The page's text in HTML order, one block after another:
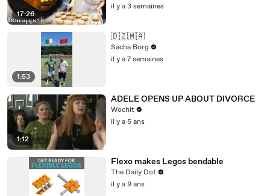
17:26
il y a 3 semaines
1:53
🇩🇿🇲🇦
Sacha Borg
il y a 7 semaines
1:12
ADELE OPENS UP ABOUT DIVORCE
Wochit
il y a 5 ans
Flexo makes Legos bendable
The Daily Dot
il y a 9 ans